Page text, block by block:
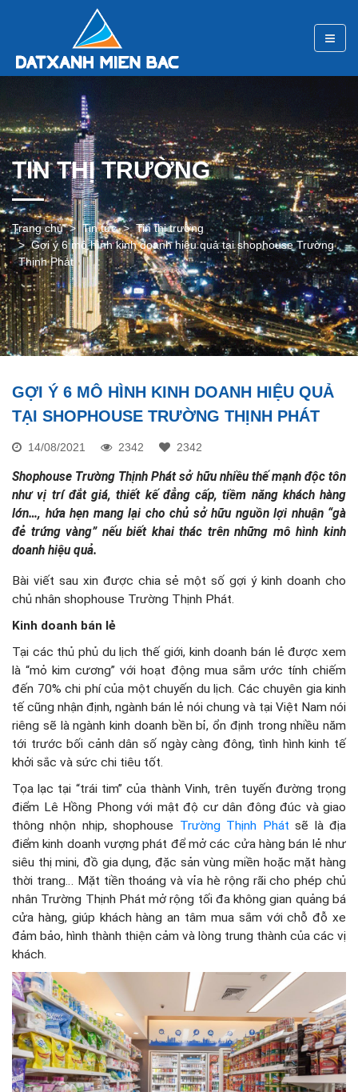
TIN THỊ TRƯỜNG
Trang chủ Tin tức
Tin thị trường
Gợi ý 6 mô hình kinh doanh hiệu quả tại shophouse Trường
Thịnh Phát
GỢI Ý 6 MÔ HÌNH KINH DOANH HIỆU QUẢ
TẠI SHOPHOUSE TRƯỜNG THỊNH PHÁT
14/08/2021 2342 2342
Shophouse Trường Thịnh Phát sở hữu nhiều thế mạnh độc tôn
như vị trí đắt giá, thiết kế đẳng cấp, tiềm năng khách hàng
lớn…, hứa hẹn mang lại cho chủ sở hữu nguồn lợi nhuận “gà
đẻ trứng vàng” nếu biết khai thác trên những mô hình kinh
doanh hiệu quả.
Bài viết sau xin được chia sẻ một số gợi ý kinh doanh cho
chủ nhân shophouse Trường Thịnh Phát.
Kinh doanh bán lẻ
Tại các thủ phủ du lịch thế giới, kinh doanh bán lẻ được xem
là “mỏ kim cương” với hoạt động mua sắm ước tính chiếm
đến 70% chi phí của một chuyến du lịch. Các chuyên gia kinh
tế cũng nhận định, ngành bán lẻ nói chung và tại Việt Nam nói
riêng sẽ là ngành kinh doanh bền bỉ, ổn định trong nhiều năm
tới trước bối cảnh dân số ngày càng đông, tình hình kinh tế
khởi sắc và sức chi tiêu tốt.
Tọa lạc tại “trái tim” của thành Vinh, trên tuyến đường trọng
điểm Lê Hồng Phong với mật độ cư dân đông đúc và giao
thông nhộn nhịp, shophouse Trường Thịnh Phát sẽ là địa
điểm kinh doanh vượng phát để mở các cửa hàng bán lẻ như
siêu thị mini, đồ gia dụng, đặc sản vùng miền hoặc mặt hàng
thời trang… Mặt tiền thoáng và vỉa hè rộng rãi cho phép chủ
nhân Trường Thịnh Phát mở rộng tối đa không gian quảng bá
cửa hàng, giúp khách hàng an tâm mua sắm với chỗ đỗ xe
đảm bảo, hình thành thiện cảm và lòng trung thành của các vị
khách.